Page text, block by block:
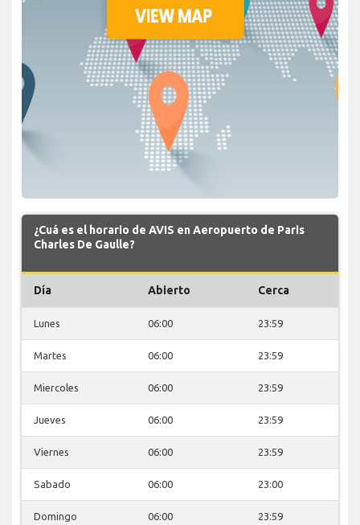
¿Cuá es el horario de AVIS en Aeropuerto de Paris
Charles De Gaulle?
Día Abierto Cerca
Lunes 06:00 23:59
Martes 06:00 23:59
Miercoles 06:00 23:59
Jueves 06:00 23:59
Viernes 06:00 23:59
Sabado 06:00 23:00
Domingo 06:00 23:59